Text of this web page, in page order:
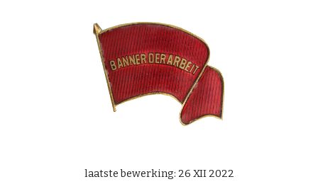
laatste bewerking: 26 XII 2022